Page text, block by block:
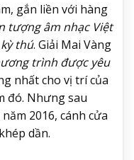
gắn liền với hàng
tượng âm nhạc Việt
thú. Giải Mai Vàng
trình được yêu
nhất cho vị trí của
đó. Nhưng sau
2016, cánh cửa
dần.